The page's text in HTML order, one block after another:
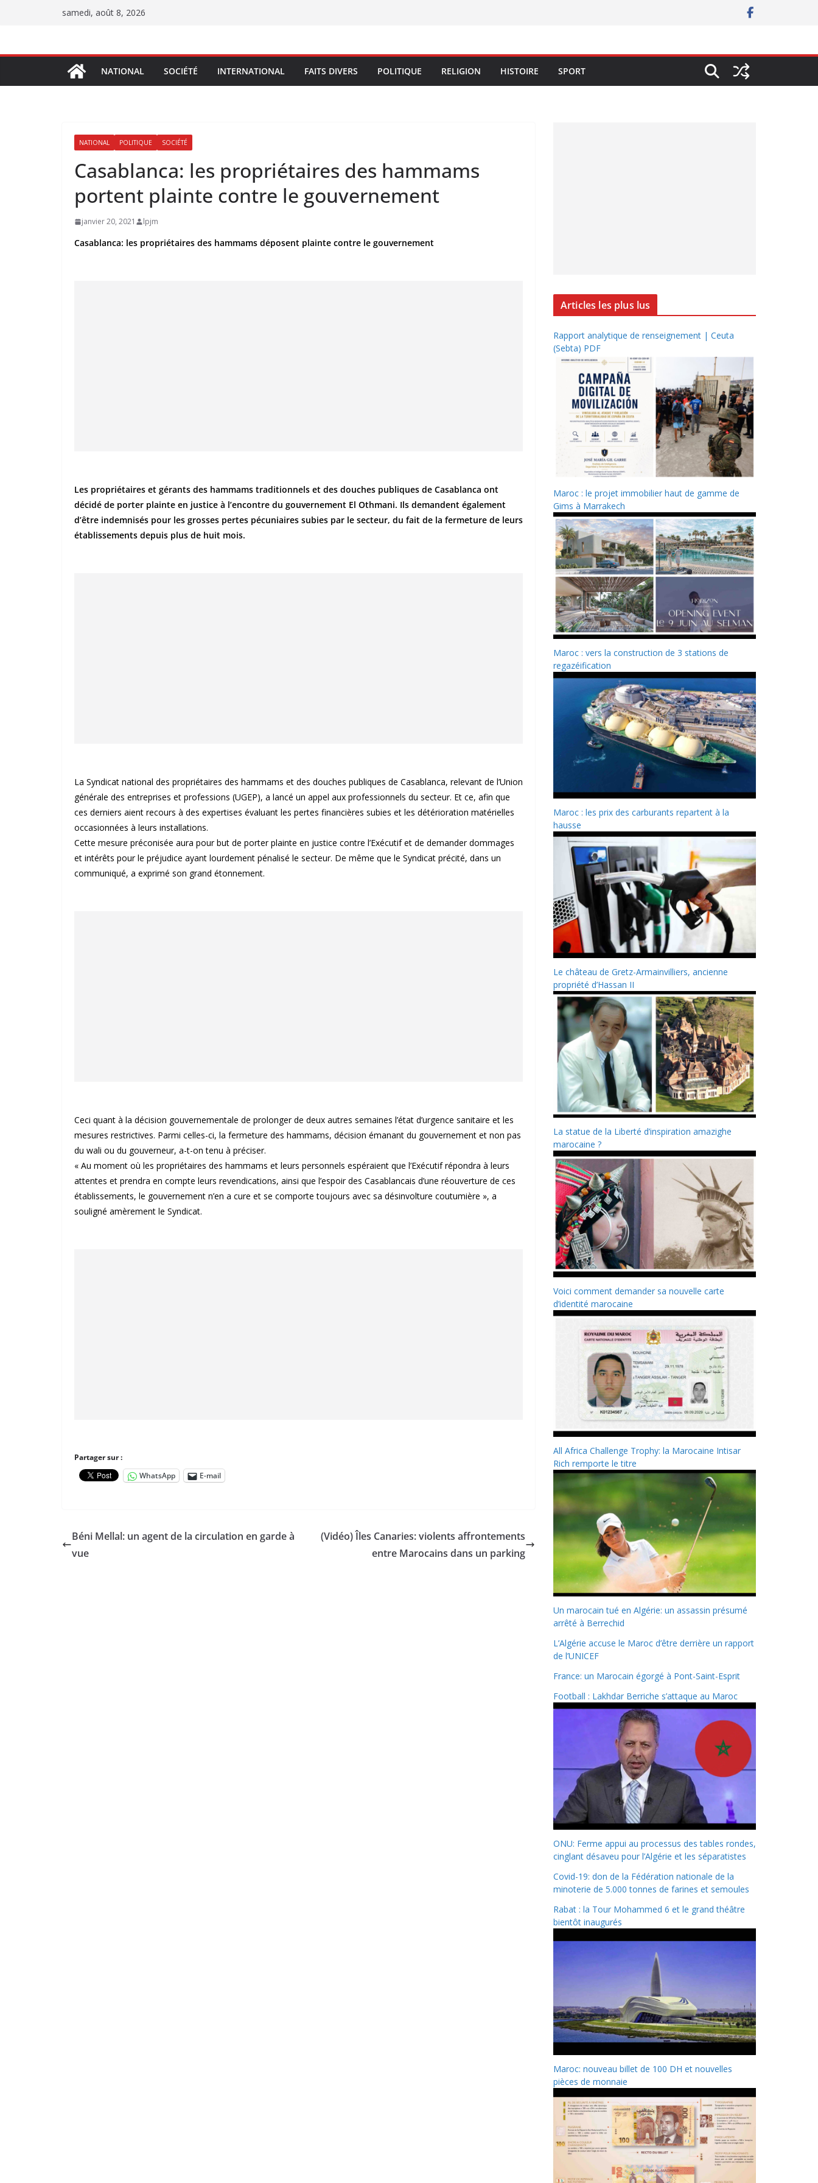
samedi, août 8, 2026
NATIONAL SOCIÉTÉ INTERNATIONAL FAITS DIVERS POLITIQUE RELIGION HISTOIRE SPORT
NATIONAL POLITIQUE SOCIÉTÉ
Casablanca: les propriétaires des hammams
portent plainte contre le gouvernement
janvier 20, 2021 lpjm
Casablanca: les propriétaires des hammams déposent plainte contre le gouvernement
Les propriétaires et gérants des hammams traditionnels et des douches publiques de Casablanca ont
décidé de porter plainte en justice à l’encontre du gouvernement El Othmani. Ils demandent également
d’être indemnisés pour les grosses pertes pécuniaires subies par le secteur, du fait de la fermeture de leurs
établissements depuis plus de huit mois.
La Syndicat national des propriétaires des hammams et des douches publiques de Casablanca, relevant de l’Union
générale des entreprises et professions (UGEP), a lancé un appel aux professionnels du secteur. Et ce, afin que
ces derniers aient recours à des expertises évaluant les pertes financières subies et les détérioration matérielles
occasionnées à leurs installations.
Cette mesure préconisée aura pour but de porter plainte en justice contre l’Exécutif et de demander dommages
et intérêts pour le préjudice ayant lourdement pénalisé le secteur. De même que le Syndicat précité, dans un
communiqué, a exprimé son grand étonnement.
Ceci quant à la décision gouvernementale de prolonger de deux autres semaines l’état d’urgence sanitaire et les
mesures restrictives. Parmi celles-ci, la fermeture des hammams, décision émanant du gouvernement et non pas
du wali ou du gouverneur, a-t-on tenu à préciser.
« Au moment où les propriétaires des hammams et leurs personnels espéraient que l’Exécutif répondra à leurs
attentes et prendra en compte leurs revendications, ainsi que l’espoir des Casablancais d’une réouverture de ces
établissements, le gouvernement n’en a cure et se comporte toujours avec sa désinvolture coutumière », a
souligné amèrement le Syndicat.
Partager sur :
WhatsApp
E-mail
Béni Mellal: un agent de la circulation en garde à
vue
(Vidéo) Îles Canaries: violents affrontements
entre Marocains dans un parking
Articles les plus lus
Rapport analytique de renseignement | Ceuta
(Sebta) PDF
Maroc : le projet immobilier haut de gamme de
Gims à Marrakech
Maroc : vers la construction de 3 stations de
regazéification
Maroc : les prix des carburants repartent à la
hausse
Le château de Gretz-Armainvilliers, ancienne
propriété d’Hassan II
La statue de la Liberté d’inspiration amazighe
marocaine ?
Voici comment demander sa nouvelle carte
d’identité marocaine
All Africa Challenge Trophy: la Marocaine Intisar
Rich remporte le titre
Un marocain tué en Algérie: un assassin présumé
arrêté à Berrechid
L’Algérie accuse le Maroc d’être derrière un rapport
de l’UNICEF
France: un Marocain égorgé à Pont-Saint-Esprit
Football : Lakhdar Berriche s’attaque au Maroc
ONU: Ferme appui au processus des tables rondes,
cinglant désaveu pour l’Algérie et les séparatistes
Covid-19: don de la Fédération nationale de la
minoterie de 5.000 tonnes de farines et semoules
Rabat : la Tour Mohammed 6 et le grand théâtre
bientôt inaugurés
Maroc: nouveau billet de 100 DH et nouvelles
pièces de monnaie